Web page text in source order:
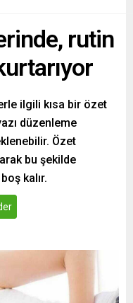
rutin
ilgili kısa bir özet
düzenleme
Özet
bu şekilde
kalır.